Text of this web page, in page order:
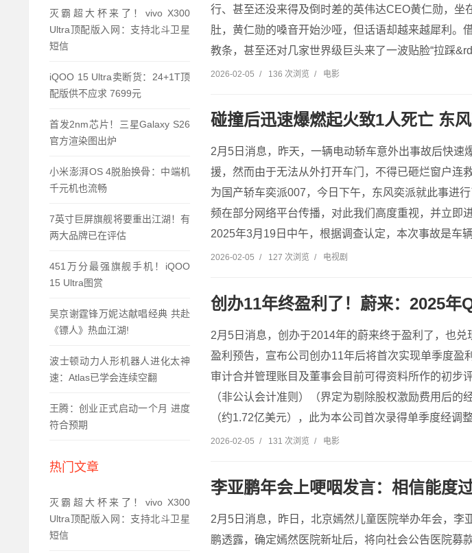
灭霸超大杯来了！vivo X300
Ultra顶配版入网：支持北斗卫星
短信
iQOO 15 Ultra卖断货：24+1T顶
配版供不应求 7699元
首发2nm芯片！三星Galaxy S26
官方渲染图出炉
小米澎湃OS 4脱胎换骨：中端机
千元机也流畅
7英寸巨屏旗舰将要重出江湖！有
两大品牌已在评估
451万分最强旗舰手机！iQOO
15 Ultra图赏
吴京谢霆锋万妮达献唱经典 共赴
《镖人》热血江湖!
波士顿动力人形机器人进化太神
速：Atlas已学会连续空翻
王腾：创业正式启动一个月 进度
符合预期
热门文章
灭霸超大杯来了！vivo X300
Ultra顶配版入网：支持北斗卫星
短信
行、甚至还没来得及倒时差的英伟达CEO黄仁勋，坐
肚，黄仁勋的嗓音开始沙哑，但话语却越来越犀利。
教条，甚至还对几家世界级巨头来了一波贴脸“拉踩
2026-02-05 / 136 次浏览 / 电影
碰撞后迅速爆燃起火致1人死亡 东
2月5日消息，昨天，一辆电动轿车意外出事故后快
援，然而由于无法从外打开车门，不得已砸烂窗户连
为国产轿车奕派007，今日下午，东风奕派就此事进
频在部分网络平台传播，对此我们高度重视，并立即
2025年3月19日中午，根据调查认定，本次事故是车
2026-02-05 / 127 次浏览 / 电视剧
创办11年终盈利了！蔚来：2025年
2月5日消息，创办于2014年的蔚来终于盈利了，也
盈利预告，宣布公司创办11年后将首次实现单季度
审计合并管理账目及董事会目前可得资料所作的初步
（非公认会计准则）（界定为剔除股权激励费用后
（约1.72亿美元），此为本公司首次录得单季度经调
2026-02-05 / 131 次浏览 / 电影
李亚鹏年会上哽咽发言：相信能度
2月5日消息，昨日，北京嫣然儿童医院举办年会，李
鹏透露，确定嫣然医院新址后，将向社会公告医院募